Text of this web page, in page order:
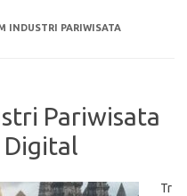
INDUSTRI PARIWISATA
Pariwisata
Digital
Tr